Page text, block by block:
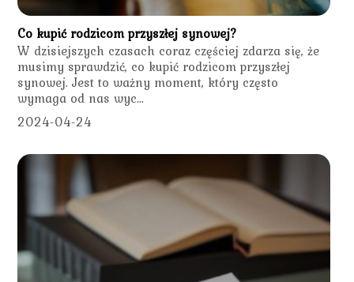
Co kupić rodzicom przyszłej synowej?
W dzisiejszych czasach coraz częściej zdarza się, że
musimy sprawdzić, co kupić rodzicom przyszłej
synowej. Jest to ważny moment, który często
wymaga od nas wyc...
2024-04-24